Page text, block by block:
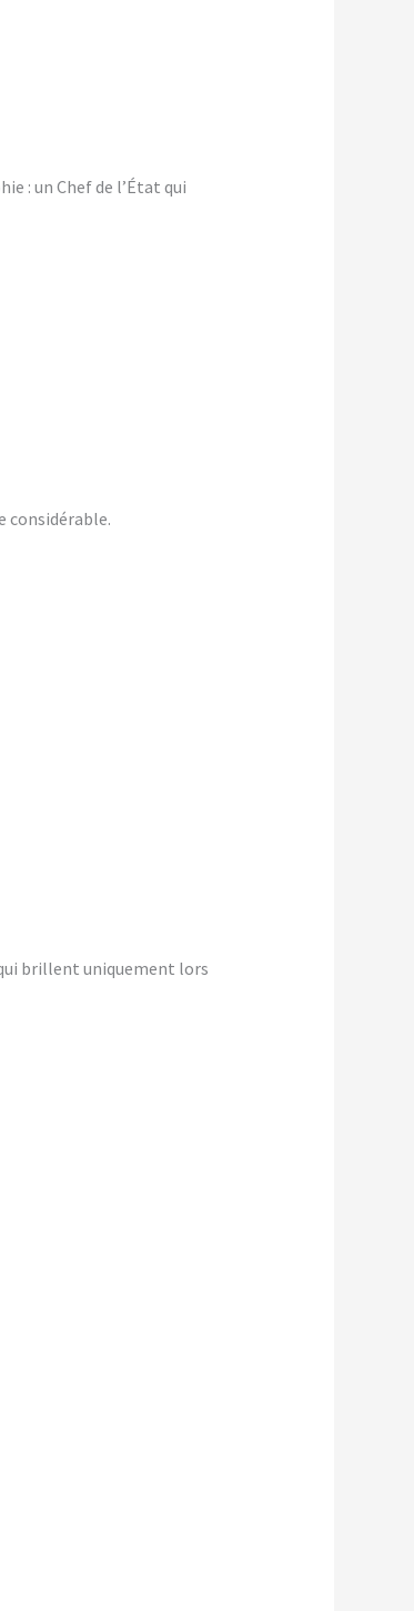
: un Chef de l’État qui
considérable.
brillent uniquement lors